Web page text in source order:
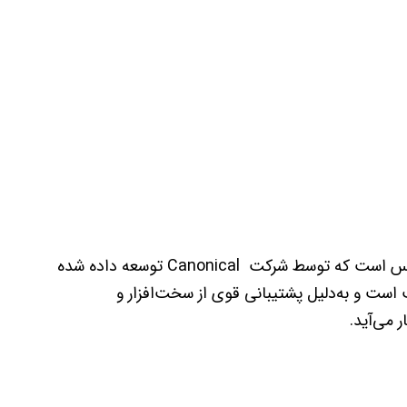
اوبونتو یکی از محبوب‌ترین و کاربرپسندترین توزیع‌های لینوکس است که توسط شرکت Canonical توسعه داده شده
است و به‌دلیل پشتیبانی قوی از سخت‌افزار و
می‌آید.